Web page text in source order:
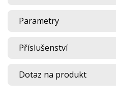
Parametry
Příslušenství
Dotaz na produkt